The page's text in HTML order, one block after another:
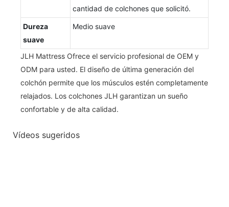
cantidad de colchones que solicitó.
Dureza
suave
Medio suave
JLH Mattress Ofrece el servicio profesional de OEM y
ODM para usted. El diseño de última generación del
colchón permite que los músculos estén completamente
relajados. Los colchones JLH garantizan un sueño
confortable y de alta calidad.
Vídeos sugeridos